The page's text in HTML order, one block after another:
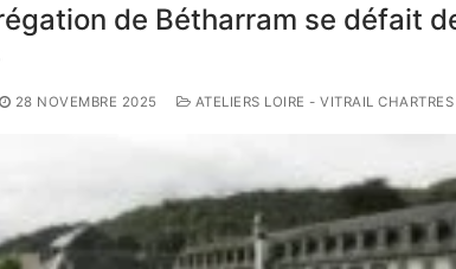
de Bétharram se défait
28 NOVEMBRE 2025 ATELIERS LOIRE - VITRAIL